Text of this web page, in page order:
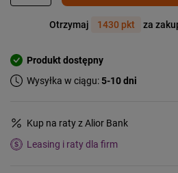
Otrzymaj 1430 pkt za
Produkt dostępny
Wysyłka w ciągu:5-10 dni
Kup na raty z Alior Bank
Leasing i raty dla firm